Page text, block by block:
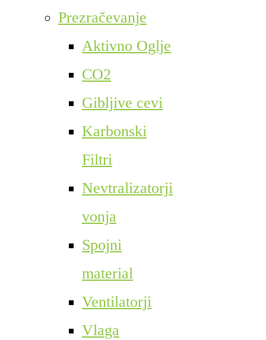
Prezračevanje
Aktivno Oglje
CO2
Gibljive cevi
Karbonski
Filtri
Nevtralizatorji
vonja
Spojni
material
Ventilatorji
Vlaga